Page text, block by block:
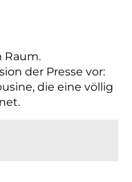
Raum.
der Presse vor:
die eine völlig